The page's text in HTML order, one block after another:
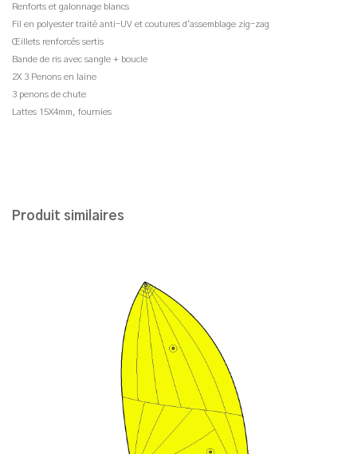
Renforts et galonnage blancs
Fil en polyester traité anti-UV et coutures d'assemblage zig-zag
Œillets renforcés sertis
Bande de ris avec sangle + boucle
2X 3 Penons en laine
3 penons de chute
Lattes 15X4mm, fournies
Produit similaires